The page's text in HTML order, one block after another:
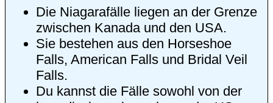
Die Niagarafälle liegen an der Grenze
zwischen Kanada und den USA.
Sie bestehen aus den Horseshoe
Falls, American Falls und Bridal Veil
Falls.
Du kannst die Fälle sowohl von der